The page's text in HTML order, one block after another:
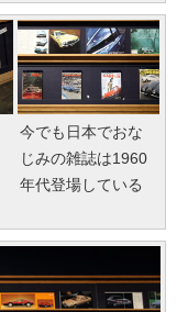
今でも日本でおな
じみの雑誌は1960
年代登場している